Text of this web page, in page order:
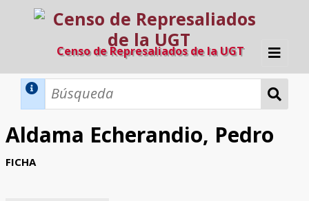
Censo de Represaliados de la UGT
Inicio
Aldama Echerandio, Pedro
FICHA